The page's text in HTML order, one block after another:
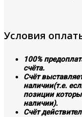
Условия
100%
счёта.
Счёт
наличии(т.е.
позиции
наличии).
Счёт